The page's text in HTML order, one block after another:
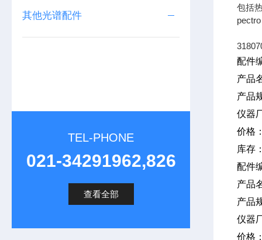
其他光谱配件
TEL-PHONE
021-34291962,826
查看全部
包括
配件
产品
产品
仪器
价格
库存
配件
产品
产品
仪器
价格